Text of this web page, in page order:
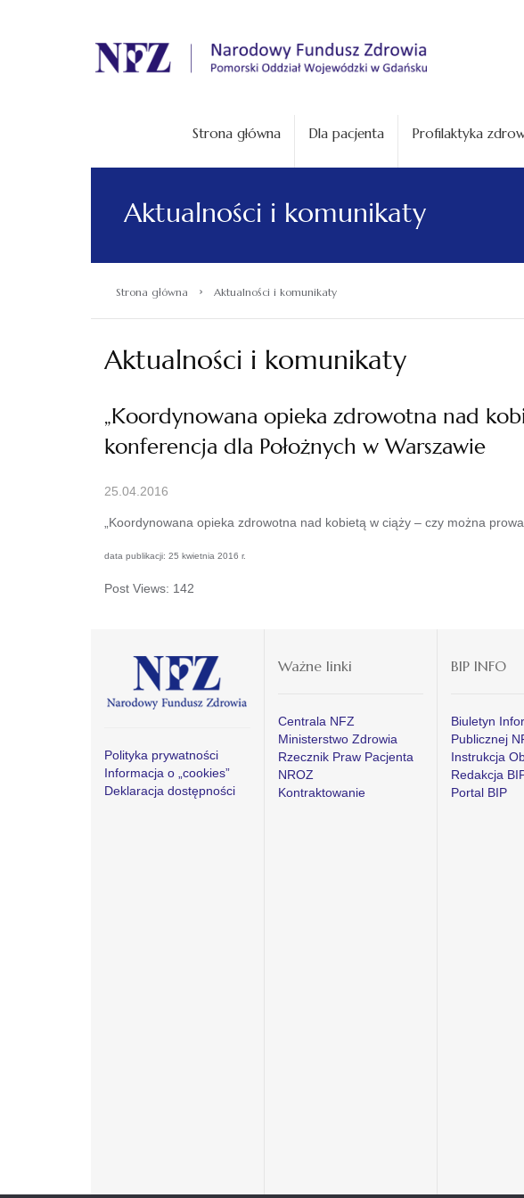
.
Strona główna Dla pacjenta Profilaktyka
Aktualności i komunikaty
Strona główna › Aktualności i komunikaty
Aktualności i komunikaty
„Koordynowana opieka zdrowotna nad
konferencja dla Położnych w Warszawie
25.04.2016
„Koordynowana opieka zdrowotna nad kobietą w ciąży – czy można
data publikacji: 25 kwietnia 2016 r.
Post Views: 142
Polityka prywatności
Informacja o „cookies”
Deklaracja dostępności
Ważne linki
Centrala NFZ
Ministerstwo Zdrowia
Rzecznik Praw Pacjenta
NROZ
Kontraktowanie
BIP INFO
Biuletyn
Publicznej
Instrukcja
Redakcja
Portal BIP